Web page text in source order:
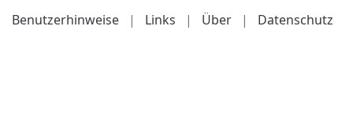
Benutzerhinweise
| Links | Über | Datenschutz